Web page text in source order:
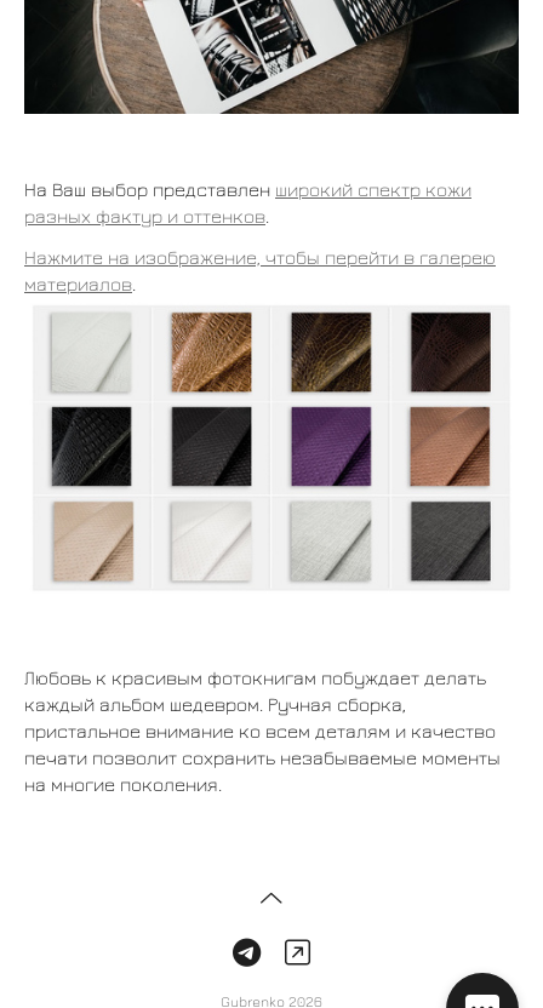
На Ваш выбор представлен широкий спектр кожи
разных фактур и оттенков
Нажмите на изображение, чтобы перейти в галерею
материалов
Любовь к красивым фотокнигам побуждает делать
каждый альбом шедевром. Ручная сборка,
пристальное внимание ко всем деталям и качество
печати позволит сохранить незабываемые моменты
на многие поколения.
Gubrenko 2026